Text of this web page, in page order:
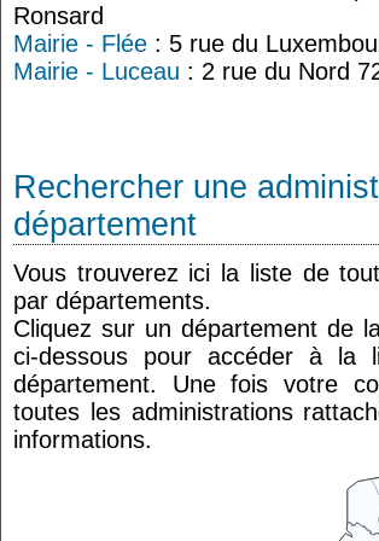
Ronsard
Mairie - Flée : 5 rue du
Mairie - Luceau : 2 rue du Nord
Rechercher une
département
Vous trouverez ici la liste de
par départements.
Cliquez sur un département de
ci-dessous pour accéder à la
département. Une fois votre
toutes les administrations
informations.